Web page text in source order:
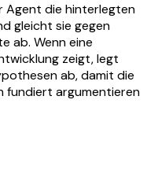
Agent die hinterlegten
gleicht sie gegen
ab. Wenn eine
zeigt, legt
ab, damit die
fundiert argumentieren